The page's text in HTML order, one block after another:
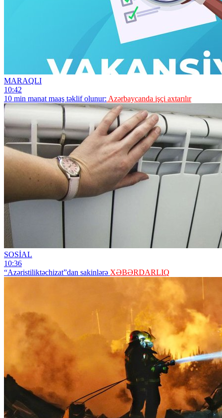
MARAQLI
10:42
10 min manat maaş təklif olunur: Azərbaycanda işçi axtarılır
SOSİAL
10:36
“Azəristiliktəchizat”dan sakinlərə XƏBƏRDARLIQ